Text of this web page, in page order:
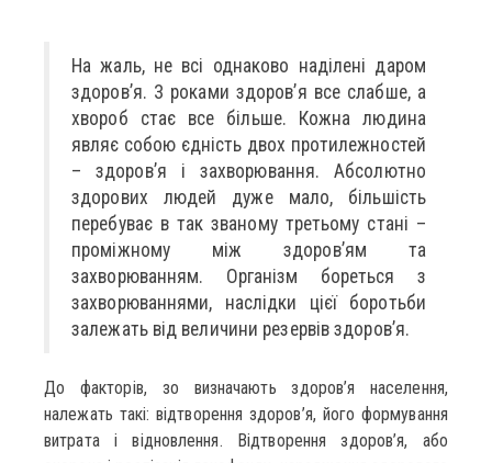
На жаль, не всі однаково наділені даром
здоров’я. З роками здоров’я все слабше, а
хвороб стає все більше. Кожна людина
являє собою єдність двох протилежностей
– здоров’я і захворювання. Абсолютно
здорових людей дуже мало, більшість
перебуває в так званому третьому стані –
проміжному між здоров’ям та
захворюванням. Організм бореться з
захворюваннями, наслідки цієї боротьби
залежать від величини резервів здоров’я.
До факторів, зо визначають здоров’я населення,
належать такі: відтворення здоров’я, його формування
витрата і відновлення. Відтворення здоров’я, або